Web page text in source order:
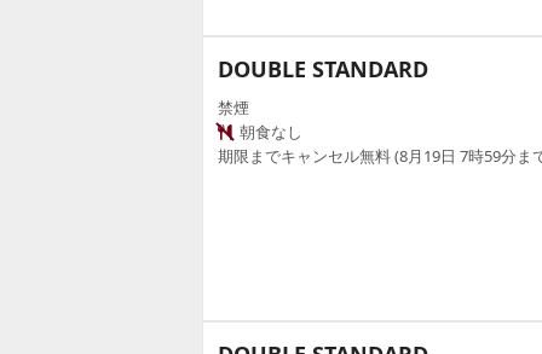
DOUBLE STANDARD
禁煙
朝食なし
期限までキャンセル無料 (8月19日 7時59分ま